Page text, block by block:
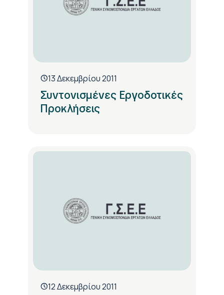
13 Δεκεμβρίου 2011
Συντονισμένες Εργοδοτικές
Προκλήσεις
12 Δεκεμβρίου 2011